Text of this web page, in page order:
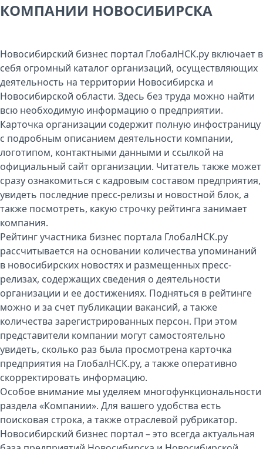
КОМПАНИИ НОВОСИБИРСКА
Новосибирский бизнес портал ГлобалНСК.ру включает в
себя огромный каталог организаций, осуществляющих
деятельность на территории Новосибирска и
Новосибирской области. Здесь без труда можно найти
всю необходимую информацию о предприятии.
Карточка организации содержит полную инфостраницу
с подробным описанием деятельности компании,
логотипом, контактными данными и ссылкой на
официальный сайт организации. Читатель также может
сразу ознакомиться с кадровым составом предприятия,
увидеть последние пресс-релизы и новостной блок, а
также посмотреть, какую строчку рейтинга занимает
компания.
Рейтинг участника бизнес портала ГлобалНСК.ру
рассчитывается на основании количества упоминаний
в новосибирских новостях и размещенных пресс-
релизах, содержащих сведения о деятельности
организации и ее достижениях. Подняться в рейтинге
можно и за счет публикации вакансий, а также
количества зарегистрированных персон. При этом
представители компании могут самостоятельно
увидеть, сколько раз была просмотрена карточка
предприятия на ГлобалНСК.ру, а также оперативно
скорректировать информацию.
Особое внимание мы уделяем многофункциональности
раздела «Компании». Для вашего удобства есть
поисковая строка, а также отраслевой рубрикатор.
Новосибирский бизнес портал – это всегда актуальная